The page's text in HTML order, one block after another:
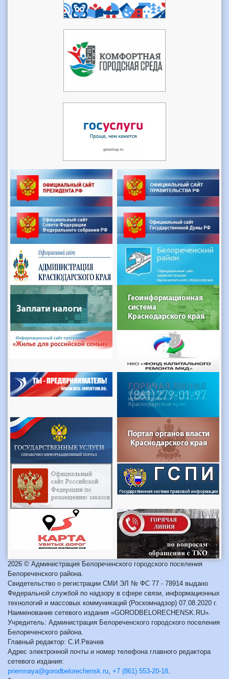
2026 © Администрация Белореченского городского поселения
Белореченского района.
Свидетельство о регистрации СМИ ЭЛ № ФС 77 - 78914 выдано
Федеральной службой по надзору в сфере связи, информационных
технологий и массовых коммуникаций (Роскомнадзор) 07.08.2020 г.
Наименование сетевого издания «GORODBELORECHENSK.RU».
Учредитель: Администрация Белореченского городского поселения
Белореченского района.
Главный редактор: С.И.Рвачев
Адрес электронной почты и номер телефона главного редактора
сетевого издания:
priemnaya@gorodbelorechensk.ru +7 (861) 553-20-18